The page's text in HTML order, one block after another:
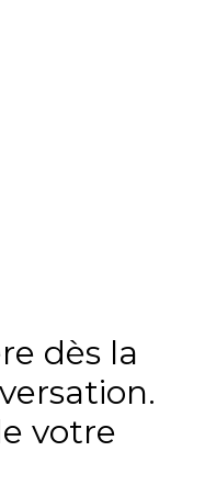
dès la
votre